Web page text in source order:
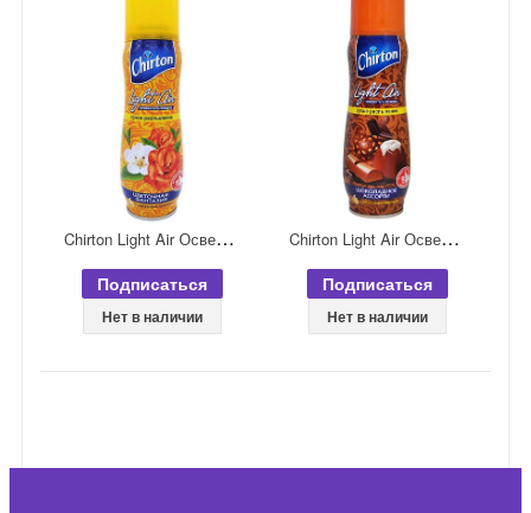
C
hirton Light Air Освежитель воздуха сухого распыления Цветочная фантазия 300 мл
Подписаться
Нет в наличии
C
hirton Light Air Освежитель воздуха сухого распыления Шоколадное ассорти 300 мл
Подписаться
Нет в наличии